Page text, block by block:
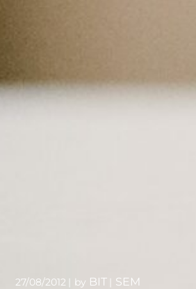
27/08/2012 by BIT SEM